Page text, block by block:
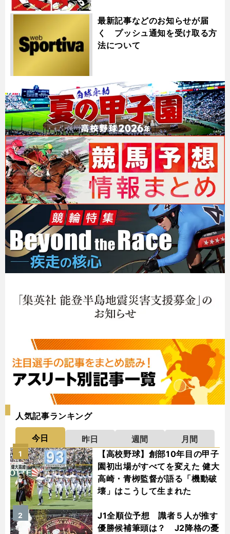
最新記事などのお知らせが届
く プッシュ通知を受け取る方
法について
人気記事ランキング
今日 昨日 週間
月間
【高校野球】創部10年目の甲子
園初出場がすべてを変えた 健大
高崎・青栁監督が語る「機動破
壊」はこうして生まれた
1
J1全順位予想 識者５人が推す
優勝候補筆頭は？ J2降格の憂
2